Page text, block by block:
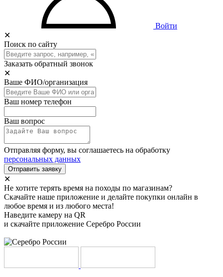
Войти
✕
Поиск по сайту
Заказать обратный звонок
✕
Ваше ФИО/организация
Ваш номер телефон
Ваш вопрос
Отправляя форму, вы соглашаетесь на обработку
персональных данных
Отправить заявку
✕
Не хотите терять время на походы по магазинам?
Скачайте наше приложение и делайте покупки онлайн в
любое время и из любого места!
Наведите камеру на QR
и скачайте приложение Серебро России